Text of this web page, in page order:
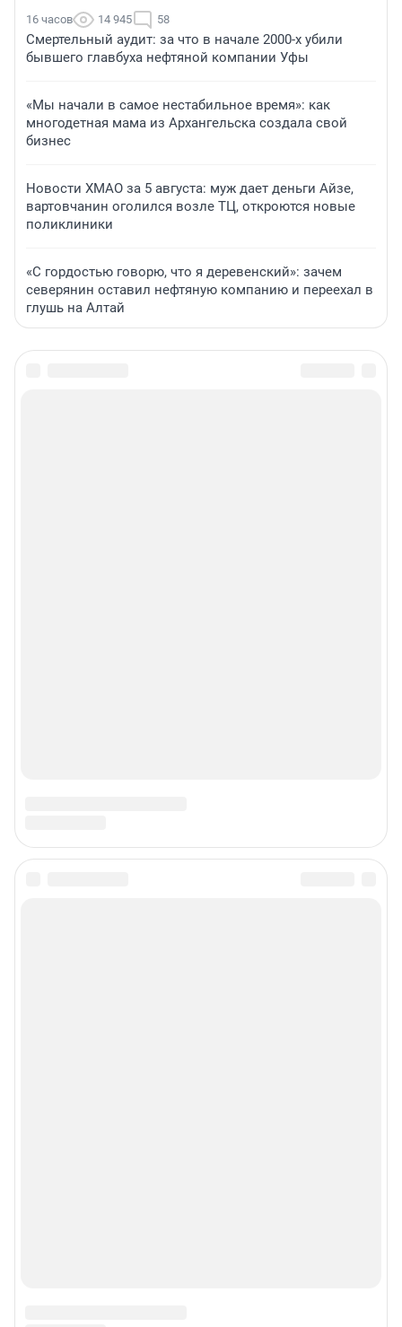
16 часов 14 945 58
Смертельный аудит: за что в начале 2000-х убили
бывшего главбуха нефтяной компании Уфы
«Мы начали в самое нестабильное время»: как
многодетная мама из Архангельска создала свой
бизнес
Новости ХМАО за 5 августа: муж дает деньги Айзе,
вартовчанин оголился возле ТЦ, откроются новые
поликлиники
«С гордостью говорю, что я деревенский»: зачем
северянин оставил нефтяную компанию и переехал в
глушь на Алтай